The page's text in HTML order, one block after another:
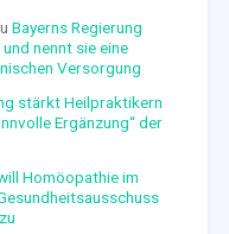
Bayerns Regierung
nennt sie eine
Versorgung
stärkt Heilpraktikern
Ergänzung“ der
Homöopathie im